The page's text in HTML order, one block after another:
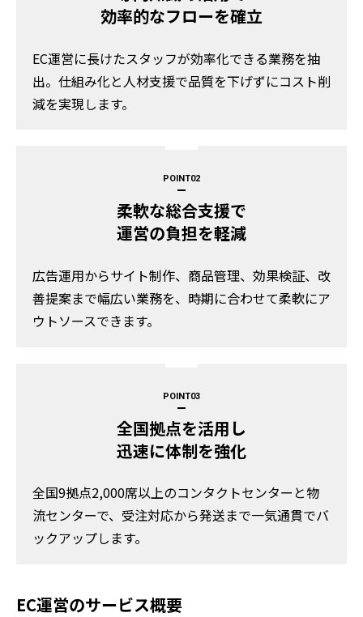
効率的なフローを確立
EC運営に長けたスタッフが効率化できる業務を抽
出。仕組み化と人材支援で品質を下げずにコスト削
減を実現します。
POINT
柔軟な総合支援で
運営の負担を軽減
広告運用からサイト制作、商品管理、効果検証、改
善提案まで幅広い業務を、時期に合わせて柔軟にア
ウトソースできます。
POINT
全国拠点を活用し
迅速に体制を強化
全国9拠点2,000席以上のコンタクトセンターと物
流センターで、受注対応から発送まで一気通貫でバ
ックアップします。
EC運営のサービス概要